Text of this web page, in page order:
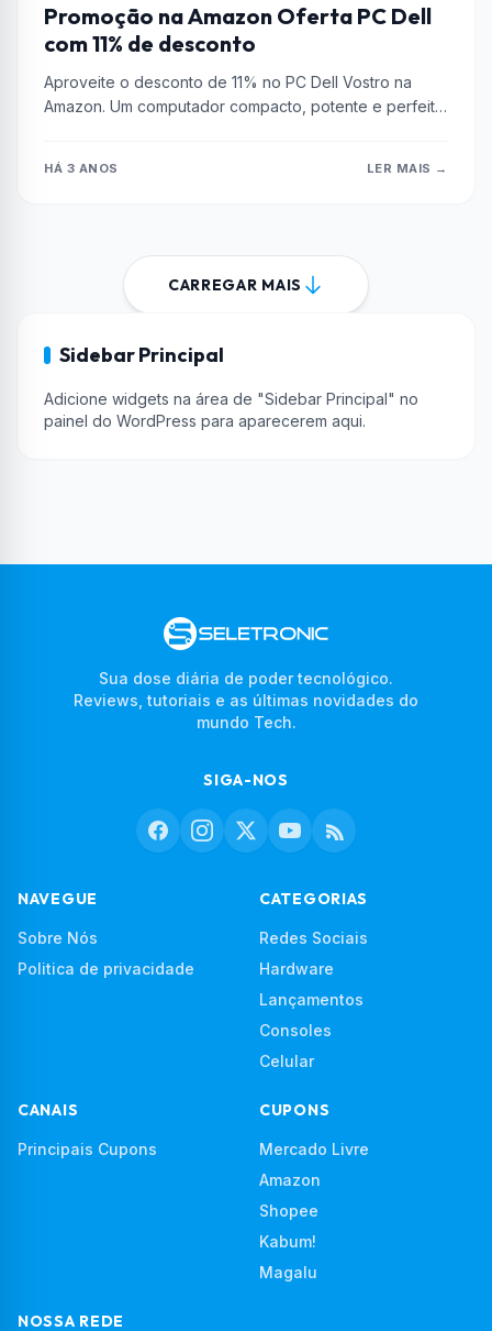
AMAZON
Promoção na Amazon Oferta PC Dell
com 11% de desconto
Aproveite o desconto de 11% no PC Dell Vostro na
Amazon. Um computador compacto, potente e perfeito
HÁ 3 ANOS LER MAIS →
CARREGAR MAIS
Sidebar Principal
Adicione widgets na área de "Sidebar Principal" no
painel do WordPress para aparecerem aqui.
Sua dose diária de poder tecnológico.
Reviews, tutoriais e as últimas novidades do
mundo Tech.
SIGA-NOS
NAVEGUE
Sobre Nós
Politica de privacidade
CATEGORIAS
Redes Sociais
Hardware
Lançamentos
Consoles
Celular
CANAIS
Principais Cupons
CUPONS
Mercado Livre
Amazon
Shopee
Kabum!
Magalu
NOSSA REDE